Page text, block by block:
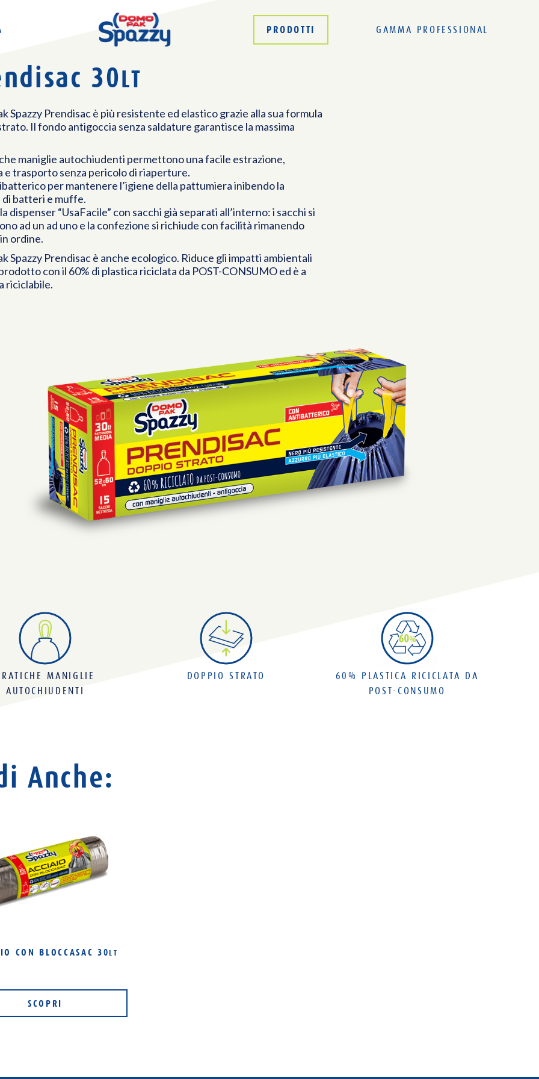
PRODOTTI GAMMA PROFESSIONAL
30LT
Spazzy Prendisac è più resistente ed elastico grazie alla sua formula
Il fondo antigoccia senza saldature garantisce la massima
maniglie autochiudenti permettono una facile estrazione,
e trasporto senza pericolo di riaperture.
per mantenere l’igiene della pattumiera inibendo la
batteri e muffe.
dispenser “UsaFacile” con sacchi già separati all’interno: i sacchi si
ad un ad uno e la confezione si richiude con facilità rimanendo
ordine.
Spazzy Prendisac è anche ecologico. Riduce gli impatti ambientali
con il 60% di plastica riciclata da POST-CONSUMO ed è a
riciclabile.
MANIGLIE
AUTOCHIUDENTI
DOPPIO STRATO
60% PLASTICA RICICLATA DA
POST-CONSUMO
Anche:
CON BLOCCASAC 30LT
SCOPRI